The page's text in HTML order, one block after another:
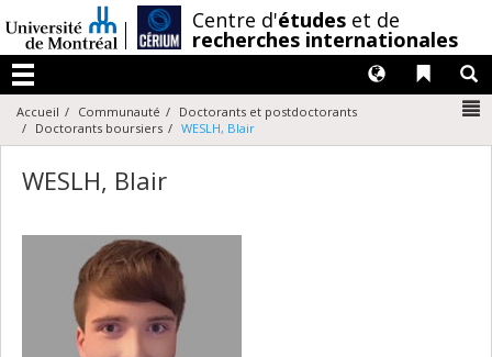
au
contenu
Centre d'études et de
recherches internationales
Menu
Liens
Langues
Accueil Communauté
Doctorants et postdoctorants
Doctorants boursiers
WESLH, Blair
WESLH, Blair